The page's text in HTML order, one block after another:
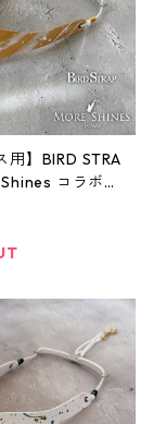
用】BIRD STRA
コラボモ